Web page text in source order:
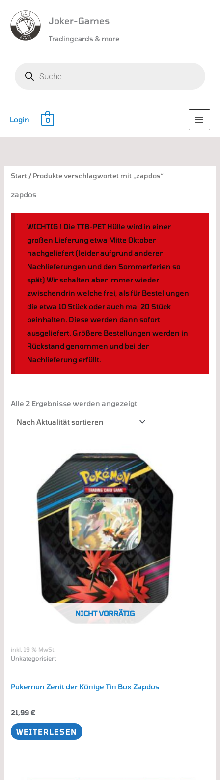
Joker-Games
Tradingcards & more
Login 0
Start / Produkte verschlagwortet mit „zapdos“
zapdos
WICHTIG ! Die TTB-PET Hülle wird in einer
großen Lieferung etwa Mitte Oktober
nachgeliefert (leider aufgrund anderer
Nachlieferungen und den Sommerferien so
spät) Wir schalten aber immer wieder
zwischendrin welche frei, als für Bestellungen
die etwa 10 Stück oder auch mal 20 Stück
beinhalten. Diese werden dann sofort
ausgeliefert. Größere Bestellungen werden in
Rückstand genommen und bei der
Nachlieferung erfüllt.
Alle 2 Ergebnisse werden angezeigt
NICHT VORRÄTIG
inkl. 19 % MwSt.
Unkategorisiert
Pokemon Zenit der Könige Tin Box Zapdos
21,99 €
WEITERLESEN